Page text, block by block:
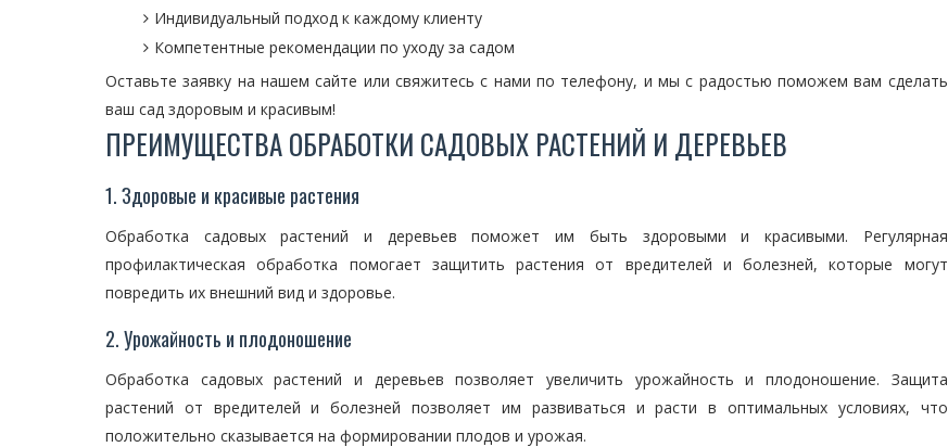
Индивидуальный подход к каждому клиенту
Компетентные рекомендации по уходу за садом
Оставьте заявку на нашем сайте или свяжитесь с нами по телефону, и мы с радостью поможем вам сделать
ваш сад здоровым и красивым!
ПРЕИМУЩЕСТВА ОБРАБОТКИ САДОВЫХ РАСТЕНИЙ И ДЕРЕВЬЕВ
1. Здоровые и красивые растения
Обработка садовых растений и деревьев поможет им быть здоровыми и красивыми. Регулярная
профилактическая обработка помогает защитить растения от вредителей и болезней, которые могут
повредить их внешний вид и здоровье.
2. Урожайность и плодоношение
Обработка садовых растений и деревьев позволяет увеличить урожайность и плодоношение. Защита
растений от вредителей и болезней позволяет им развиваться и расти в оптимальных условиях, что
положительно сказывается на формировании плодов и урожая.